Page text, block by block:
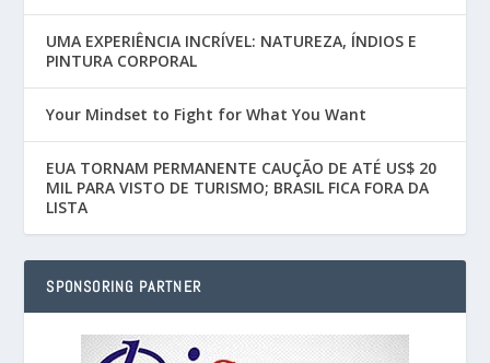
UMA EXPERIÊNCIA INCRÍVEL: NATUREZA, ÍNDIOS E
PINTURA CORPORAL
Your Mindset to Fight for What You Want
EUA TORNAM PERMANENTE CAUÇÃO DE ATÉ US$ 20
MIL PARA VISTO DE TURISMO; BRASIL FICA FORA DA
LISTA
SPONSORING PARTNER